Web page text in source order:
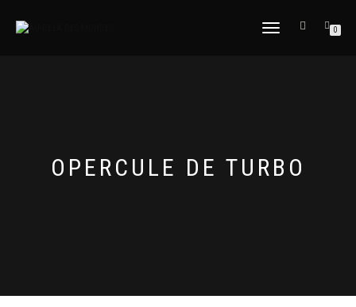
DÉPLIER
0
OPERCULE DE TURBO